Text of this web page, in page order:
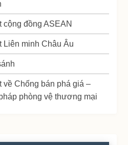
cộng đồng ASEAN
Liên minh Châu Âu
về Chống bán phá giá –
phòng vệ thương mại